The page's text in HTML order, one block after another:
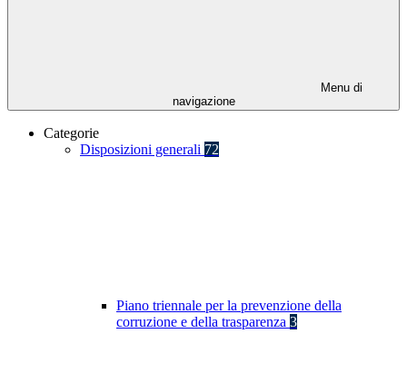
Menu di
navigazione
Categorie
Disposizioni generali 72
Piano triennale per la prevenzione della
corruzione e della trasparenza 3